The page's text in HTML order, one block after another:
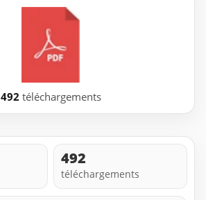
492 téléchargements
492
téléchargements